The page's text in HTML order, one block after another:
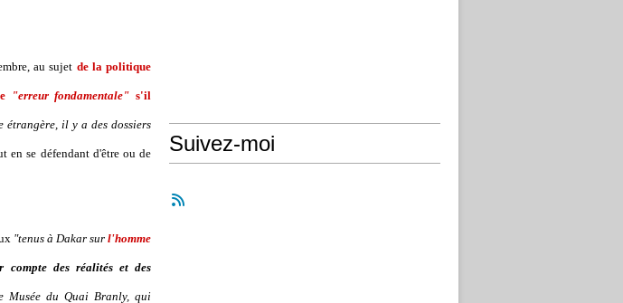
au sujet de la politique
"erreur fondamentale" s'il
il y a des dossiers
en se défendant d'être ou de
"tenus à Dakar surl'homme
compte des réalités et des
Musée du Quai Branly, qui
Suivez-moi